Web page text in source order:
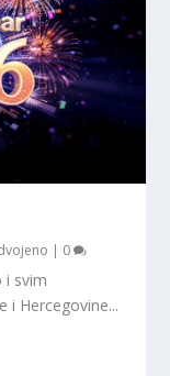
| 0
i svim
i Hercegovine...